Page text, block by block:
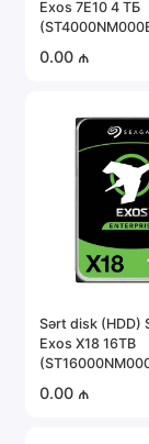
Portativ
Avtomobil
Hamısını
Exos 7E10 4 ТБ
0.00 ₼
Sərt disk (HDD)
Exos X18 16TB
0.00 ₼